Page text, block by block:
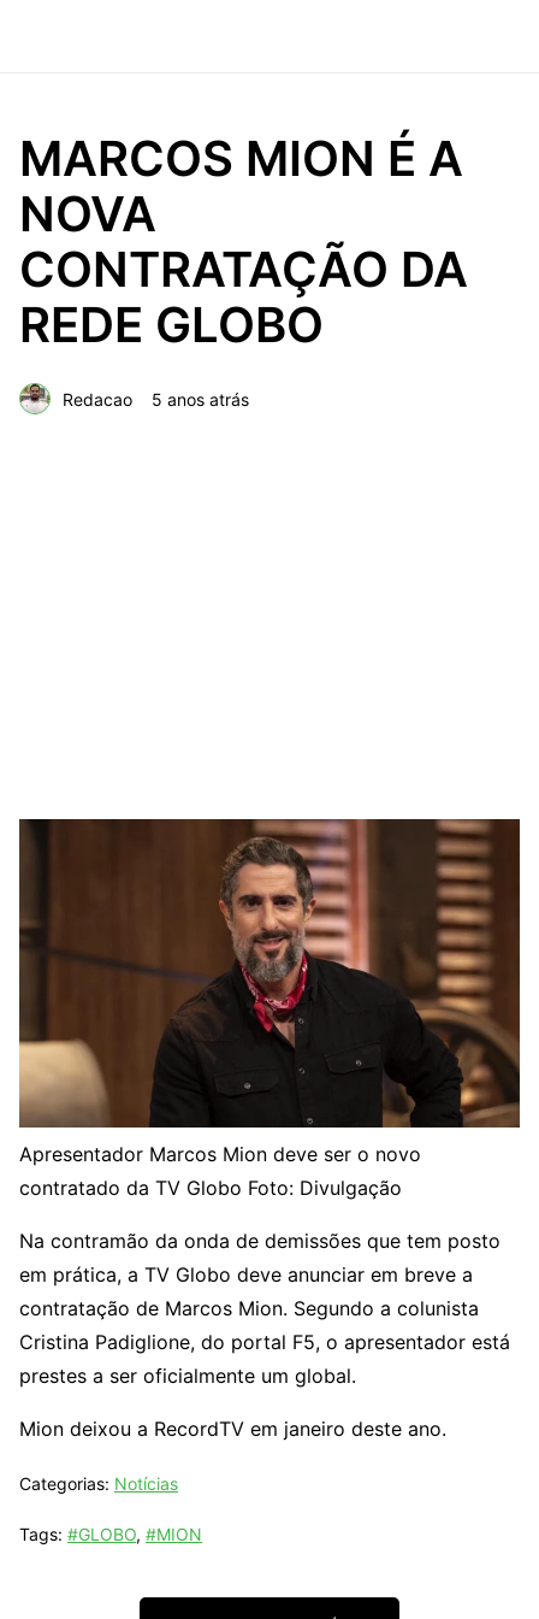
MARCOS MION É A
NOVA
CONTRATAÇÃO DA
REDE GLOBO
Redacao 5 anos atrás
Apresentador Marcos Mion deve ser o novo
contratado da TV Globo Foto: Divulgação
Na contramão da onda de demissões que tem posto
em prática, a TV Globo deve anunciar em breve a
contratação de Marcos Mion. Segundo a colunista
Cristina Padiglione, do portal F5, o apresentador está
prestes a ser oficialmente um global.
Mion deixou a RecordTV em janeiro deste ano.
Categorias: Notícias
Tags: #GLOBO, #MION